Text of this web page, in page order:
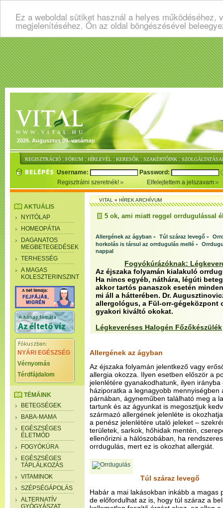
Ez a weboldal sütiket használ a helyes
megjelenítéséhez. Ön az oldal böngészésével
2026. Augusztus 09. vasárnap
REGISZTRÁCIÓ : FÓRUM : HÍRLEVÉL : KERESŐK : SZAKÉRTŐINK :
Username:
Password:
Regisztrálni szeretnék!
Elfelejtettem a jelszavam
AKTUÁLIS
NYITÓLAP
HOMEOPÁTIA
DAGANATOS
MEGBETEGEDÉSEK
TERHESSÉG
A MAGAS
KOLESZTERINSZINT
NYÁRI EGÉSZSÉG
Vérnyomás
Térdfájdalom
TÉMÁINK
BETEGSÉGEK
BABA-MAMA
EGÉSZSÉGES
ÉLETMÓD
FOGYÓKÚRA
EGÉSZSÉGES
TÁPLÁLKOZÁS
VITAMINOK
SZÉPSÉGÁPOLÁS
ALTERNATÍV
GYÓGYÁSZAT
VITAL»HÍREK ARCHÍVUM
5 ok, ami miatt reggel orrdugulással
Allergének az ágyban - Túl száraz levegő -
horkolás is társul az orrdugulás mellé -
nappal
Fogyókúrázóknak:
Az éjszaka folyamán kialakuló
Ha nincs egyéb, náthára, légúti
akkor tartós panaszok esetén
mi áll a hátterében. Dr.
allergológus, a Fül-orr-gégeközpont
gyakori kiváltó okokat.
Légkeveréses Halogén Főzőkészülék
Allergének az ágyban
Az éjszaka folyamán jelentkező vagy
allergia okozza. Ilyen esetben először a
jelenlétére gyanakodhatunk, ilyen irányba
háziporatka a legnagyobb
párnában, ágyneműben található meg a
tartunk és az ágyunkat is megosztjuk
származó allergének jelenléte is
a penész jelenlétére utaló jeleket –
területek, sarkok, hőhidak mentén,
ellenőrizni a hálószobában, ha
orrdugulás, mert ez is okozhat allergiát.
Túl száraz levegő
Habár a mai lakásokban inkább a magas
de előfordulhat az is, hogy túl száraz a